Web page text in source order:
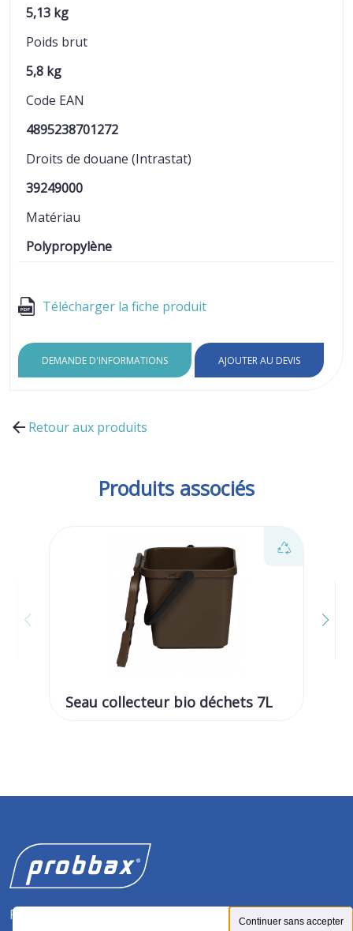
5,13 kg
Poids brut
5,8 kg
Code EAN
4895238701272
Droits de douane (Intrastat)
39249000
Matériau
Polypropylène
Télécharger la fiche produit
DEMANDE D'INFORMATIONS AJOUTER AU DEVIS
Retour aux produits
Produits associés
Seau collecteur bio déchets 7L
Fabricant de solutions pour la gestion des déchets.
Continuer sans accepter